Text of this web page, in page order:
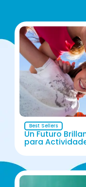
Best Sellers
Un Futuro
para